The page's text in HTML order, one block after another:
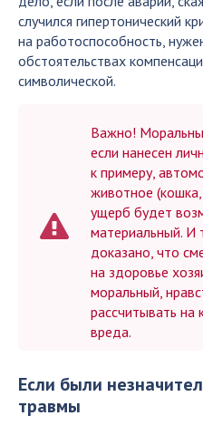
случился гипертонический
на работоспособность,
обстоятельствах
символической.
Важно!
если нанесен
к примеру,
животное
ущерб будет
материальный. И
доказано, что
на здоровье
моральный,
рассчитывать на
вреда.
Если были
травмы